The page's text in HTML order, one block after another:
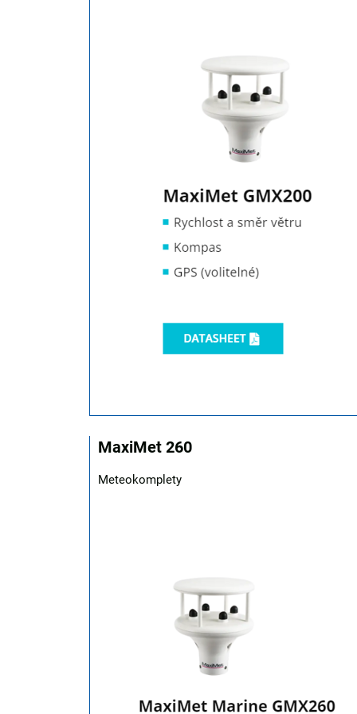
MaxiMet 260
Meteokomplety